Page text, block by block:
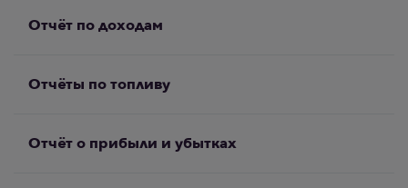
транспортного средства или для всего автопарка
за любой период. Экспортируйте в Excel.
Отчёт по доходам
отслеживайте доходы по каждому транспортному
средству и сравнивайте с расходами.
Отчёты по топливу
транспортным средствам и автопаркам.
Выявляйте аномалии с высоким потреблением.
Отчёт о прибыли и убытках